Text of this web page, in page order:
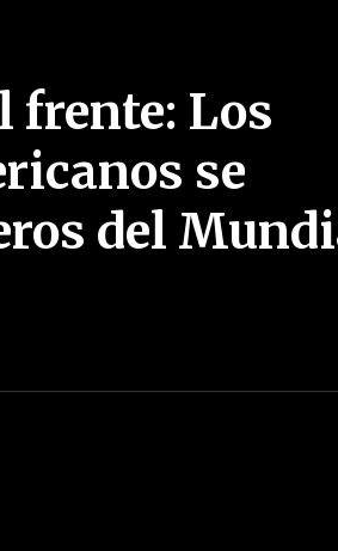
frente: Los
se
del